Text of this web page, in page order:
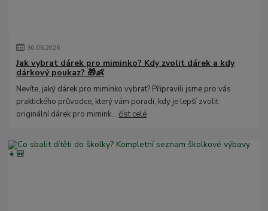
30.06.2026
Jak vybrat dárek pro miminko? Kdy zvolit dárek a kdy
dárkový poukaz? 🎁👶
Nevíte, jaký dárek pro miminko vybrat? Připravili jsme pro vás
praktického průvodce, který vám poradí, kdy je lepší zvolit
originální dárek pro mimink...číst celé